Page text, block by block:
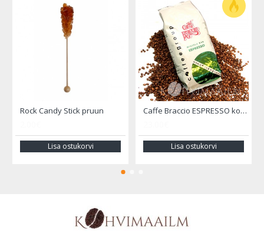
Rock Candy Stick pruun
Lisa ostukorvi
Caffe Braccio ESPRESSO kohviuba 1000 gr.
Lisa ostukorvi